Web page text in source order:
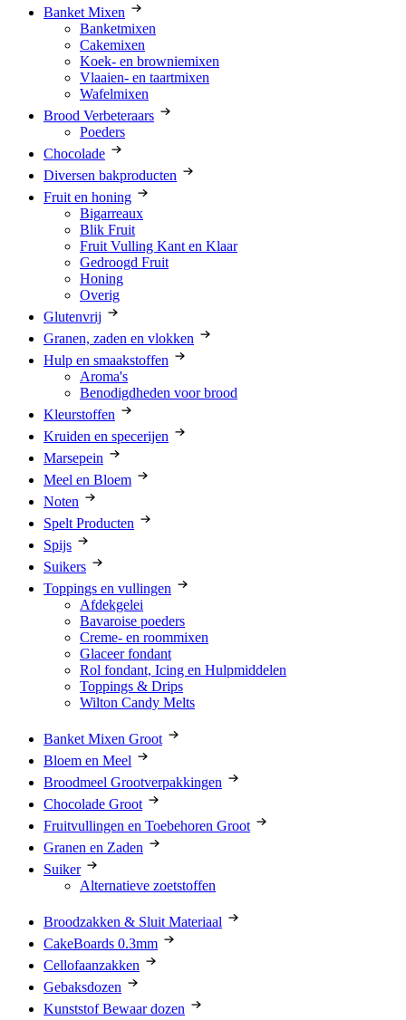
Banket Mixen
Banketmixen
Cakemixen
Koek- en browniemixen
Vlaaien- en taartmixen
Wafelmixen
Brood Verbeteraars
Poeders
Chocolade
Diversen bakproducten
Fruit en honing
Bigarreaux
Blik Fruit
Fruit Vulling Kant en Klaar
Gedroogd Fruit
Honing
Overig
Glutenvrij
Granen, zaden en vlokken
Hulp en smaakstoffen
Aroma's
Benodigdheden voor brood
Kleurstoffen
Kruiden en specerijen
Marsepein
Meel en Bloem
Noten
Spelt Producten
Spijs
Suikers
Toppings en vullingen
Afdekgelei
Bavaroise poeders
Creme- en roommixen
Glaceer fondant
Rol fondant, Icing en Hulpmiddelen
Toppings & Drips
Wilton Candy Melts
Banket Mixen Groot
Bloem en Meel
Broodmeel Grootverpakkingen
Chocolade Groot
Fruitvullingen en Toebehoren Groot
Granen en Zaden
Suiker
Alternatieve zoetstoffen
Broodzakken & Sluit Materiaal
CakeBoards 0.3mm
Cellofaanzakken
Gebaksdozen
Kunststof Bewaar dozen